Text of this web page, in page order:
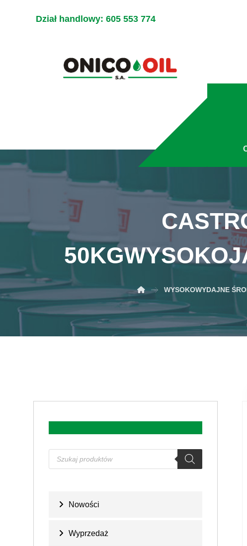
Dział handlowy:605 553 774
50KG
WYSOKOWYDAJNE
Nowości
Wyprzedaż